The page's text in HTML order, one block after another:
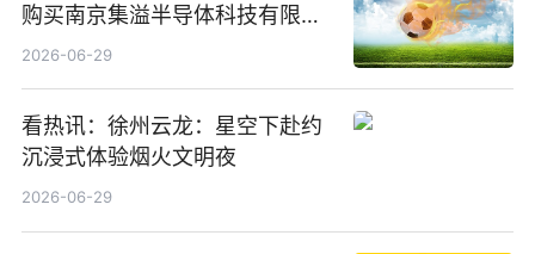
购买南京集溢半导体科技有限公
司15.3%股权
2026-06-29
看热讯：徐州云龙：星空下赴约
沉浸式体验烟火文明夜
2026-06-29